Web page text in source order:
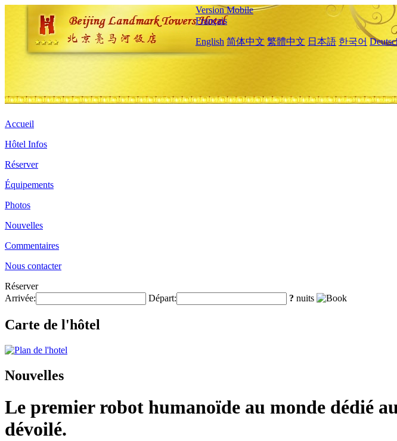
Version Mobile
Français
English 简体中文 繁體中文 日本語 한국어
Accueil
Hôtel Infos
Réserver
Équipements
Photos
Nouvelles
Commentaires
Nous contacter
Réserver
Arrivée:
Départ: ? nuits
Carte de l'hôtel
Nouvelles
Le premier robot humanoïde au monde dédié
dévoilé.